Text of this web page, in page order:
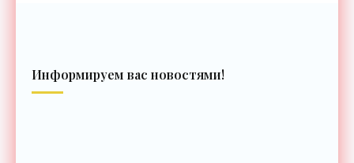
Информируем вас новостями!